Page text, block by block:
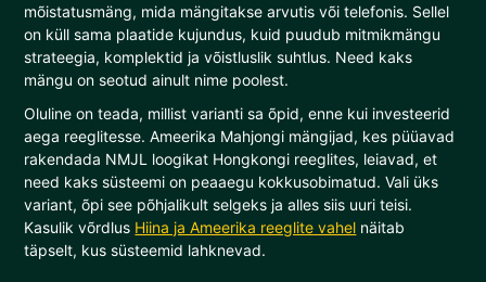
mõistatusmäng, mida mängitakse arvutis või telefonis. Sellel
on küll sama plaatide kujundus, kuid puudub mitmikmängu
strateegia, komplektid ja võistluslik suhtlus. Need kaks
mängu on seotud ainult nime poolest.
Oluline on teada, millist varianti sa õpid, enne kui investeerid
aega reeglitesse. Ameerika Mahjongi mängijad, kes püüavad
rakendada NMJL loogikat Hongkongi reeglites, leiavad, et
need kaks süsteemi on peaaegu kokkusobimatud. Vali üks
variant, õpi see põhjalikult selgeks ja alles siis uuri teisi.
Kasulik võrdlus Hiina ja Ameerika reeglite vahel näitab
täpselt, kus süsteemid lahknevad.